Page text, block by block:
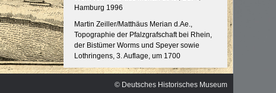
Hamburg 1996
Martin Zeiller/Matthäus Merian d.Ae.,
Topographie der Pfalzgrafschaft bei Rhein,
der Bistümer Worms und Speyer sowie
Lothringens, 3. Auflage, um 1700
InventarNr: RA 52/5038 -23<3>
© Deutsches Historisches Museum
© Deutsches Historisches Museum